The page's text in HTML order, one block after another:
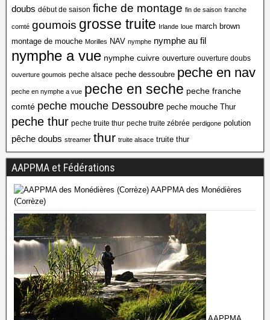
doubs début de saison fiche de montage fin de saison franche
comté goumois grosse truite Irlande loue march brown
montage de mouche Morilles NAV nymphe nymphe au fil
nymphe a vue nymphe cuivre ouverture ouverture doubs
ouverture goumois peche alsace peche dessoubre peche en nav
peche en nymphe a vue peche en seche peche franche
comté peche mouche Dessoubre peche mouche Thur
peche thur peche truite thur peche truite zébrée perdigone polution
pêche doubs streamer thur truite alsace truite thur
AAPPMA et Fédérations
AAPPMA des Monédières
(Corrèze)